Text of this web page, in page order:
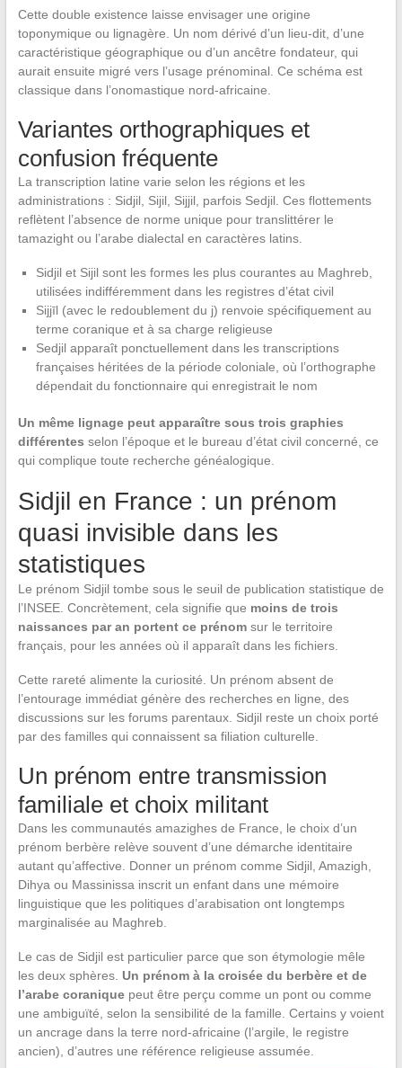
Cette double existence laisse envisager une origine
toponymique ou lignagère. Un nom dérivé d’un lieu-dit, d’une
caractéristique géographique ou d’un ancêtre fondateur, qui
aurait ensuite migré vers l’usage prénominal. Ce schéma est
classique dans l’onomastique nord-africaine.
Variantes orthographiques et
confusion fréquente
La transcription latine varie selon les régions et les
administrations : Sidjil, Sijil, Sijjil, parfois Sedjil. Ces flottements
reflètent l’absence de norme unique pour translittérer le
tamazight ou l’arabe dialectal en caractères latins.
Sidjil et Sijil sont les formes les plus courantes au Maghreb,
utilisées indifféremment dans les registres d’état civil
Sijjīl (avec le redoublement du j) renvoie spécifiquement au
terme coranique et à sa charge religieuse
Sedjil apparaît ponctuellement dans les transcriptions
françaises héritées de la période coloniale, où l’orthographe
dépendait du fonctionnaire qui enregistrait le nom
Un même lignage peut apparaître sous trois graphies
différentes selon l’époque et le bureau d’état civil concerné, ce
qui complique toute recherche généalogique.
Sidjil en France : un prénom
quasi invisible dans les
statistiques
Le prénom Sidjil tombe sous le seuil de publication statistique de
l’INSEE. Concrètement, cela signifie que moins de trois
naissances par an portent ce prénomsur le territoire
français, pour les années où il apparaît dans les fichiers.
Cette rareté alimente la curiosité. Un prénom absent de
l’entourage immédiat génère des recherches en ligne, des
discussions sur les forums parentaux. Sidjil reste un choix porté
par des familles qui connaissent sa filiation culturelle.
Un prénom entre transmission
familiale et choix militant
Dans les communautés amazighes de France, le choix d’un
prénom berbère relève souvent d’une démarche identitaire
autant qu’affective. Donner un prénom comme Sidjil, Amazigh,
Dihya ou Massinissa inscrit un enfant dans une mémoire
linguistique que les politiques d’arabisation ont longtemps
marginalisée au Maghreb.
Le cas de Sidjil est particulier parce que son étymologie mêle
les deux sphères. Un prénom à la croisée du berbère et de
l’arabe coraniquepeut être perçu comme un pont ou comme
une ambiguïté, selon la sensibilité de la famille. Certains y voient
un ancrage dans la terre nord-africaine (l’argile, le registre
ancien), d’autres une référence religieuse assumée.